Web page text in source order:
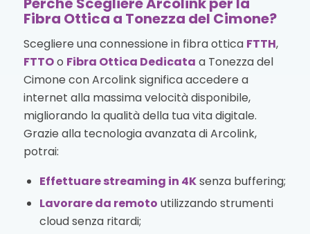
Fibra Ottica a Tonezza del Cimone?
Scegliere una connessione in fibra ottica FTTH,
FTTOo Fibra Ottica Dedicata a Tonezza del
Cimone con Arcolink significa accedere a
internet alla massima velocità disponibile,
migliorando la qualità della tua vita digitale.
Grazie alla tecnologia avanzata di Arcolink,
potrai:
Effettuare streaming in 4Ksenza buffering;
Lavorare da remoto utilizzando strumenti
cloud senza ritardi;